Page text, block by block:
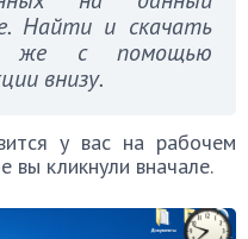
Найти и скачать
же с помощью
внизу.
у вас на рабочем
вы кликнули вначале.